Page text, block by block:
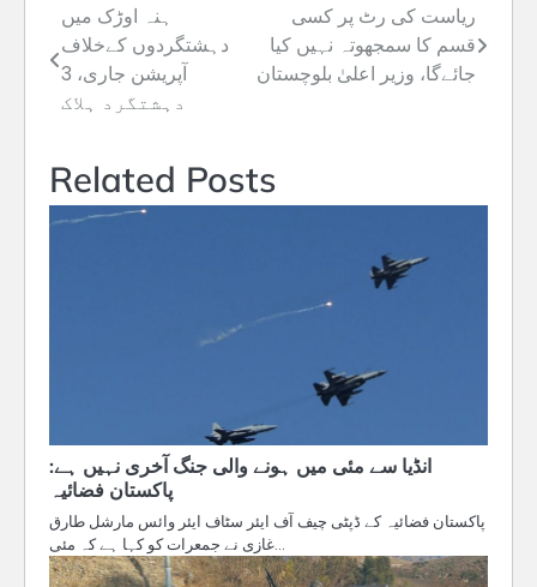
Post
navigation
ہنہ اوڑک میں
دہشتگردوں کےخلاف
آپریشن جاری، 3
دہشتگرد ہلاک
ریاست کی رٹ پر کسی
قسم کا سمجھوتہ نہیں کیا
جائےگا، وزیر اعلیٰ بلوچستان
Related Posts
انڈیا سے مئی میں ہونے والی جنگ آخری نہیں ہے:
پاکستان فضائیہ
پاکستان فضائیہ کے ڈپٹی چیف آف ایئر سٹاف ایئر وائس مارشل طارق
غازی نے جمعرات کو کہا ہے کہ مئی…